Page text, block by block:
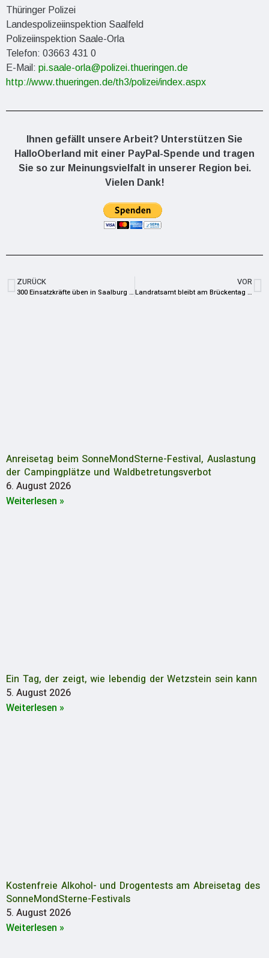
Thüringer Polizei
Landespolizeiinspektion Saalfeld
Polizeiinspektion Saale-Orla
Telefon: 03663 431 0
E-Mail: pi.saale-orla@polizei.thueringen.de
http://www.thueringen.de/th3/polizei/index.aspx
Ihnen gefällt unsere Arbeit? Unterstützen Sie
HalloOberland mit einer PayPal-Spende und tragen
Sie so zur Meinungsvielfalt in unserer Region bei.
Vielen Dank!
ZURÜCK
300 Einsatzkräfte üben in Saalburg für den Ernstfall
VOR
Landratsamt bleibt am Brückentag geschlossen
Anreisetag beim SonneMondSterne-Festival, Auslastung
der Campingplätze und Waldbetretungsverbot
6. August 2026
Weiterlesen »
Ein Tag, der zeigt, wie lebendig der Wetzstein sein kann
5. August 2026
Weiterlesen »
Kostenfreie Alkohol- und Drogentests am Abreisetag des
SonneMondSterne-Festivals
5. August 2026
Weiterlesen »